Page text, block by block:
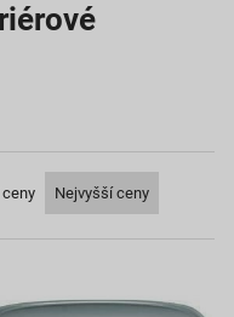
Nejvyšší ceny